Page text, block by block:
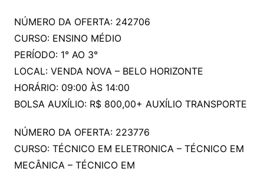
NÚMERO DA OFERTA: 242706
CURSO: ENSINO MÉDIO
PERÍODO: 1° AO 3°
LOCAL: VENDA NOVA – BELO HORIZONTE
HORÁRIO: 09:00 ÀS 14:00
BOLSA AUXÍLIO: R$ 800,00+ AUXÍLIO TRANSPORTE
NÚMERO DA OFERTA: 223776
CURSO: TÉCNICO EM ELETRONICA – TÉCNICO EM
MECÂNICA – TÉCNICO EM